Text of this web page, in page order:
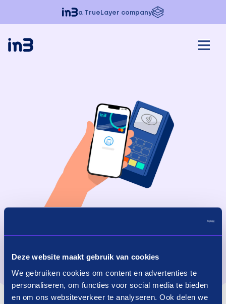
Deze website maakt gebruik van cookies
We gebruiken cookies om content en advertenties te
personaliseren, om functies voor social media te bieden
en om ons websiteverkeer te analyseren. Ook delen we
a TrueLayer company
in3 Card